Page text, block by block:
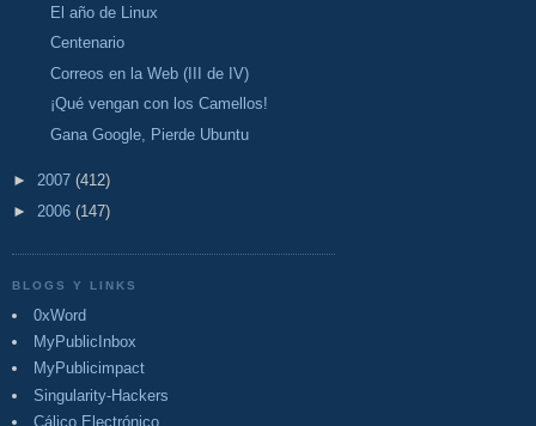
El año de Linux
Centenario
Correos en la Web (III de IV)
¡Qué vengan con los Camellos!
Gana Google, Pierde Ubuntu
► 2007 (412)
► 2006 (147)
BLOGS Y LINKS
0xWord
MyPublicInbox
MyPublicimpact
Singularity-Hackers
Cálico Electrónico